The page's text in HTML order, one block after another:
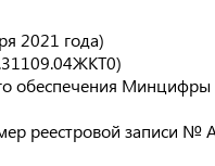
2021 года)
обеспечения
реестровой записи